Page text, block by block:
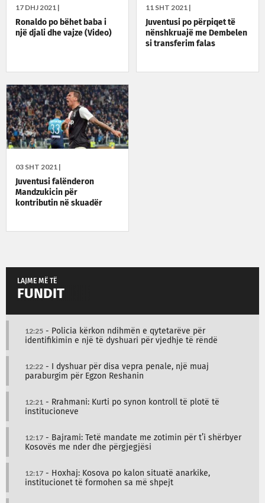
17 DHJ 2021 |
Ronaldo po bëhet baba i
një djali dhe vajze (Video)
11 SHT 2021 |
Juventusi po përpiqet të
nënshkruajë me Dembelen
si transferim falas
03 SHT 2021 |
Juventusi falënderon
Mandzukicin për
kontributin në skuadër
LAJME MË TË
FUNDIT
12:25 - Policia kërkon ndihmën e qytetarëve për
identifikimin e një të dyshuari për vjedhje të rëndë
12:22 - I dyshuar për disa vepra penale, një muaj
paraburgim për Egzon Reshanin
12:21 - Rrahmani: Kurti po synon kontroll të plotë të
institucioneve
12:17 - Bajrami: Tetë mandate me zotimin për t’i shërbyer
Kosovës me nder dhe përgjegjësi
12:17 - Hoxhaj: Kosova po kalon situatë anarkike,
institucionet të formohen sa më shpejt